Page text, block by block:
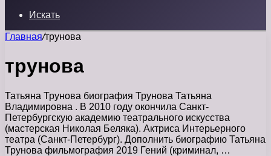
Искать
Главная/трунова
трунова
Татьяна Трунова биография Трунова Татьяна
Владимировна . В 2010 году окончила Санкт-
Петербургскую академию театрального искусства
(мастерская Николая Беляка). Актриса Интерьерного
театра (Санкт-Петербург). Дополнить биографию Татьяна
Трунова фильмография 2019 Гений (криминал, …